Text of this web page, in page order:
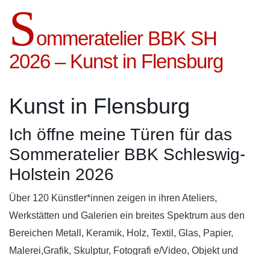
Sommeratelier BBK SH
2026 – Kunst in Flensburg
Kunst in Flensburg
Ich öffne meine Türen für das
Sommeratelier BBK Schleswig-
Holstein 2026
Über 120 Künstler*innen zeigen in ihren Ateliers,
Werkstätten und Galerien ein breites Spektrum aus den
Bereichen Metall, Keramik, Holz, Textil, Glas, Papier,
Malerei,Grafik, Skulptur, Fotografi e/Video, Objekt und